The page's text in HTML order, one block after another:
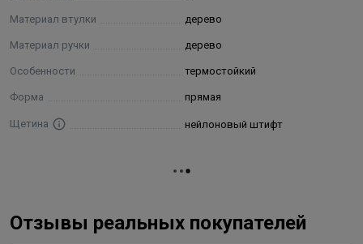
Материал втулки дерево
Материал ручки дерево
Особенности термостойкий
Форма прямая
Щетина нейлоновый штифт
Отзывы реальных покупателей